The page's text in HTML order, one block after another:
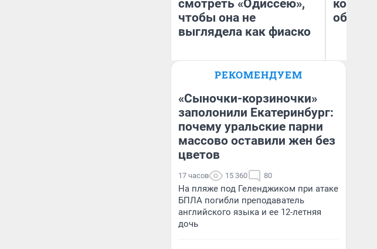
смотреть «Одиссею»,
чтобы она не
выглядела как фиаско
Надежда Губарь
РЕКОМЕНДУЕМ
«Сыночки-корзиночки»
заполонили Екатеринбург:
почему уральские парни
массово оставили жен без
цветов
17 часов 15 360 80
На пляже под Геленджиком при атаке
БПЛА погибли преподаватель
английского языка и ее 12-летняя
дочь